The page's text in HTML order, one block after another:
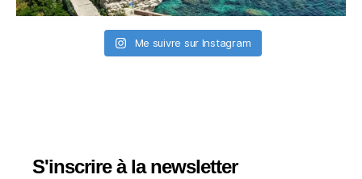
Me suivre sur Instagram
S'inscrire à la newsletter